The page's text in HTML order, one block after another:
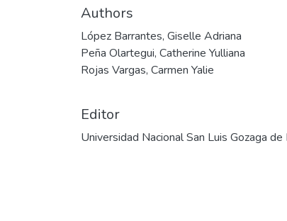
Authors
López Barrantes, Giselle Adriana
Peña Olartegui, Catherine Yulliana
Rojas Vargas, Carmen Yalie
Editor
Universidad Nacional San Luis Gozaga de